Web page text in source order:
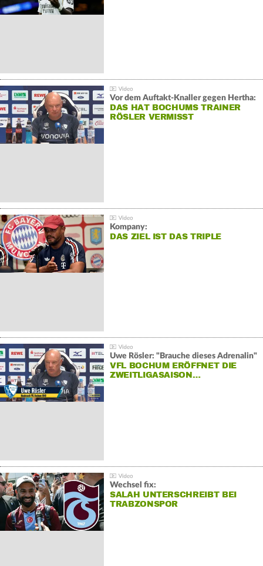
Vor dem Auftakt-Knaller gegen Hertha:
DAS HAT BOCHUMS TRAINER
RÖSLER VERMISST
Kompany:
DAS ZIEL IST DAS TRIPLE
Uwe Rösler: "Brauche dieses Adrenalin"
VFL BOCHUM ERÖFFNET DIE
ZWEITLIGASAISON…
Wechsel fix:
SALAH UNTERSCHREIBT BEI
TRABZONSPOR